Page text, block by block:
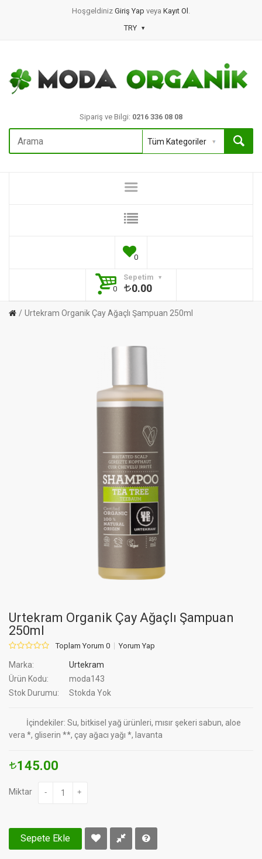
Hoşgeldiniz Giriş Yap veya Kayıt Ol .
TRY
Sipariş ve Bilgi: 0216 336 08 08
0
Sepetim
0
0.00
Urtekram Organik Çay Ağaçlı Şampuan 250ml
Urtekram Organik Çay Ağaçlı Şampuan
250ml
Toplam Yorum 0 Yorum Yap
Marka:
Urtekram
Ürün Kodu:
moda143
Stok Durumu:
Stokda Yok
İçindekiler: Su, bitkisel yağ ürünleri, mısır şekeri sabun, aloe
vera *, gliserin **, çay ağacı yağı *, lavanta
145.00
Miktar - +
Sepete Ekle